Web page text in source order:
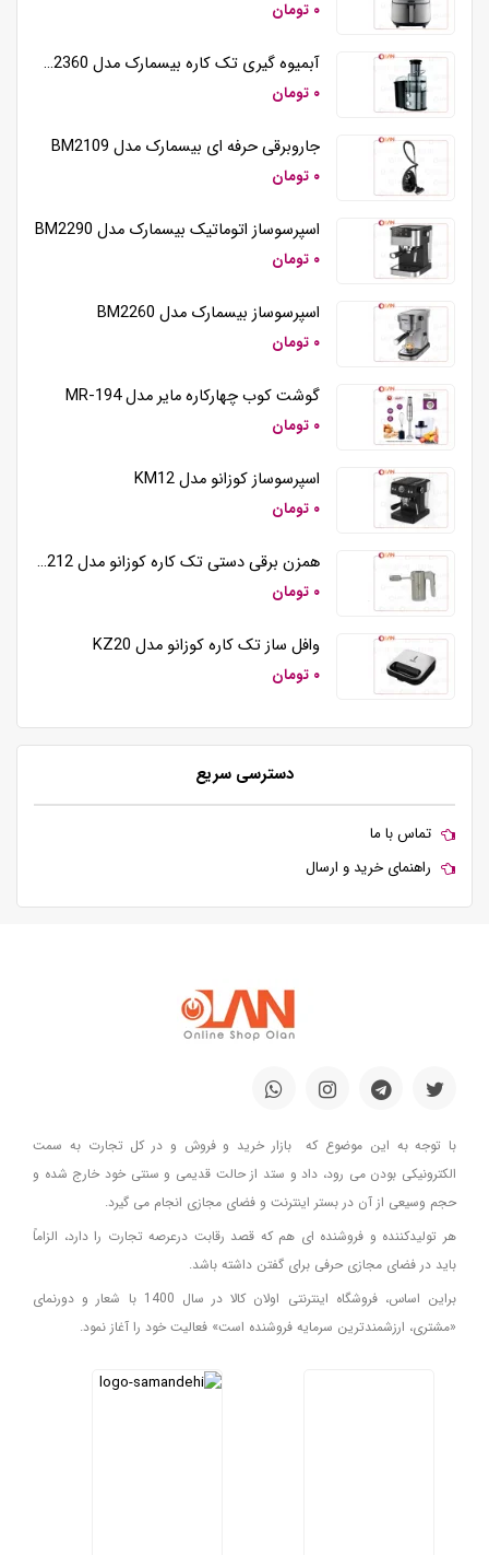
۰ تومان
آبمیوه گیری تک کاره بیسمارک مدل BM2360
۰ تومان
جاروبرقی حرفه ای بیسمارک مدل BM2109
۰ تومان
اسپرسوساز اتوماتیک بیسمارک مدل BM2290
۰ تومان
اسپرسوساز بیسمارک مدل BM2260
۰ تومان
گوشت کوب چهارکاره مایر مدل MR-194
۰ تومان
اسپرسوساز کوزانو مدل KM12
۰ تومان
همزن برقی دستی تک کاره کوزانو مدل HM212
۰ تومان
وافل ساز تک کاره کوزانو مدل KZ20
۰ تومان
دسترسی سریع
تماس با ما
راهنمای خرید و ارسال
با توجه به این موضوع که بازار خرید و فروش و در کل تجارت به سمت
الکترونیکی بودن می رود، داد و ستد از حالت قدیمی و سنتی خود خارج شده و
حجم وسیعی از آن در بستر اینترنت و فضای مجازی انجام می گیرد.
هر تولیدکننده و فروشنده ای هم که قصد رقابت درعرصه تجارت را دارد، الزاماً
باید در فضای مجازی حرفی برای گفتن داشته باشد.
براین اساس، فروشگاه اینترنتی اولان کالا در سال 1400 با شعار و دورنمای
«مشتری، ارزشمندترین سرمایه فروشنده است» فعالیت خود را آغاز نمود.